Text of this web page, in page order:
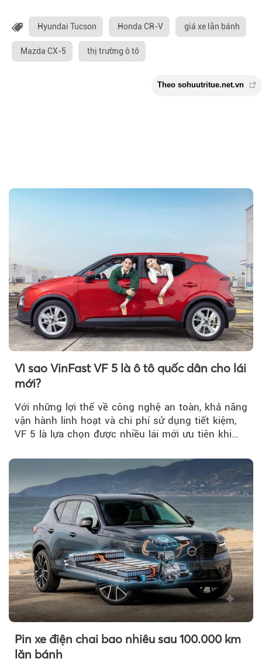
Hyundai Tucson Honda CR-V giá xe lăn bánh
Mazda CX-5 thị trường ô tô
Theo
Vì sao VinFast VF 5 là ô tô quốc dân cho lái
mới?
Với những lợi thế về công nghệ an toàn, khả năng
vận hành linh hoạt và chi phí sử dụng tiết kiệm,
VF 5 là lựa chọn được nhiều lái mới ưu tiên khi
Pin xe điện chai bao nhiêu sau 100.000 km
lăn bánh